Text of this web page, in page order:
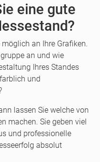
eine gute
an Ihre Grafiken.
an und wie
Ihres Standes
und
lassen Sie welche von
machen. Sie geben viel
und professionelle
absolut